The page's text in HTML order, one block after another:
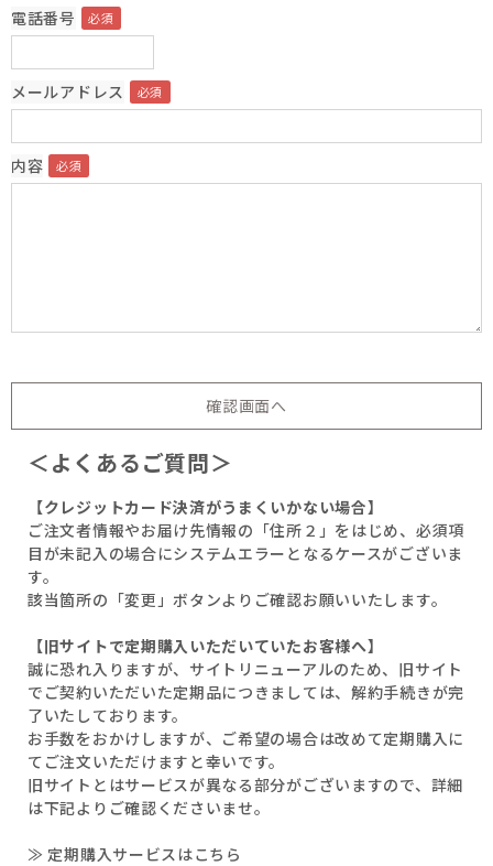
電話番号
メールアドレス
内容
＜よくあるご質問＞
【クレジットカード決済がうまくいかない場合】
ご注文者情報やお届け先情報の「住所２」をはじめ、必須項
目が未記入の場合にシステムエラーとなるケースがございま
す。
該当箇所の「変更」ボタンよりご確認お願いいたします。
【旧サイトで定期購入いただいていたお客様へ】
誠に恐れ入りますが、サイトリニューアルのため、旧サイト
でご契約いただいた定期品につきましては、解約手続きが完
了いたしております。
お手数をおかけしますが、ご希望の場合は改めて定期購入に
てご注文いただけますと幸いです。
旧サイトとはサービスが異なる部分がございますので、詳細
は下記よりご確認くださいませ。
≫ 定期購入サービスはこちら